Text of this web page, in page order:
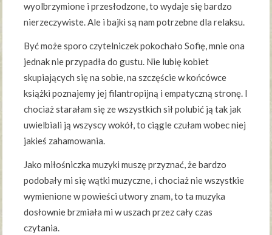
wyolbrzymione i przesłodzone, to wydaje się bardzo
nierzeczywiste. Ale i bajki są nam potrzebne dla relaksu.
Być może sporo czytelniczek pokochało Sofię, mnie ona
jednak nie przypadła do gustu. Nie lubię kobiet
skupiających się na sobie, na szczęście w końcówce
książki poznajemy jej filantropijną i empatyczną stronę. I
chociaż starałam się ze wszystkich sił polubić ją tak jak
uwielbiali ją wszyscy wokół, to ciągle czułam wobec niej
jakieś zahamowania.
Jako miłośniczka muzyki muszę przyznać, że bardzo
podobały mi się wątki muzyczne, i chociaż nie wszystkie
wymienione w powieści utwory znam, to ta muzyka
dosłownie brzmiała mi w uszach przez cały czas
czytania.